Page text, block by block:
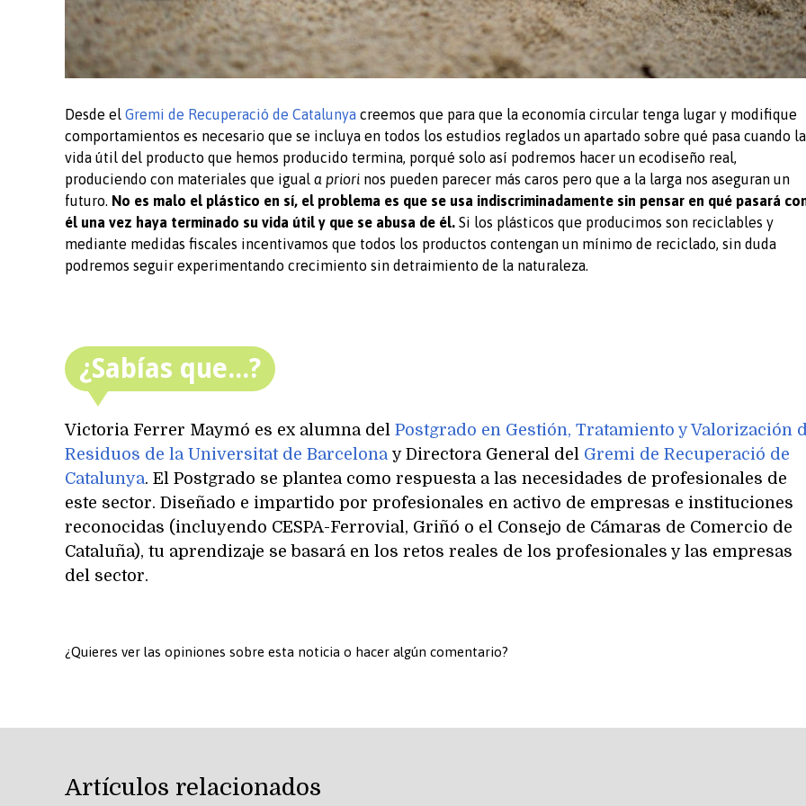
Desde el Gremi de Recuperació de Catalunya creemos que para que la economía circular tenga lugar y modifique
comportamientos es necesario que se incluya en todos los estudios reglados un apartado sobre qué pasa cuando la
vida útil del producto que hemos producido termina, porqué solo así podremos hacer un ecodiseño real,
produciendo con materiales que igual a priori nos pueden parecer más caros pero que a la larga nos aseguran un
futuro. No es malo el plástico en sí, el problema es que se usa indiscriminadamente sin pensar en qué pasará
él una vez haya terminado su vida útil y que se abusa de él. Si los plásticos que producimos son reciclables y
mediante medidas fiscales incentivamos que todos los productos contengan un mínimo de reciclado, sin duda
podremos seguir experimentando crecimiento sin detraimiento de la naturaleza.
¿Sabías que...?
Victoria Ferrer Maymó es ex alumna del Postgrado en Gestión, Tratamiento y Valorización
Residuos de la Universitat de Barcelonay Directora General del Gremi de Recuperació de
Catalunya. El Postgrado se plantea como respuesta a las necesidades de profesionales de
este sector. Diseñado e impartido por profesionales en activo de empresas e instituciones
reconocidas (incluyendo CESPA-Ferrovial, Griñó o el Consejo de Cámaras de Comercio de
Cataluña), tu aprendizaje se basará en los retos reales de los profesionales y las empresas
del sector.
¿Quieres ver las opiniones sobre esta noticia o hacer algún comentario?
Artículos relacionados